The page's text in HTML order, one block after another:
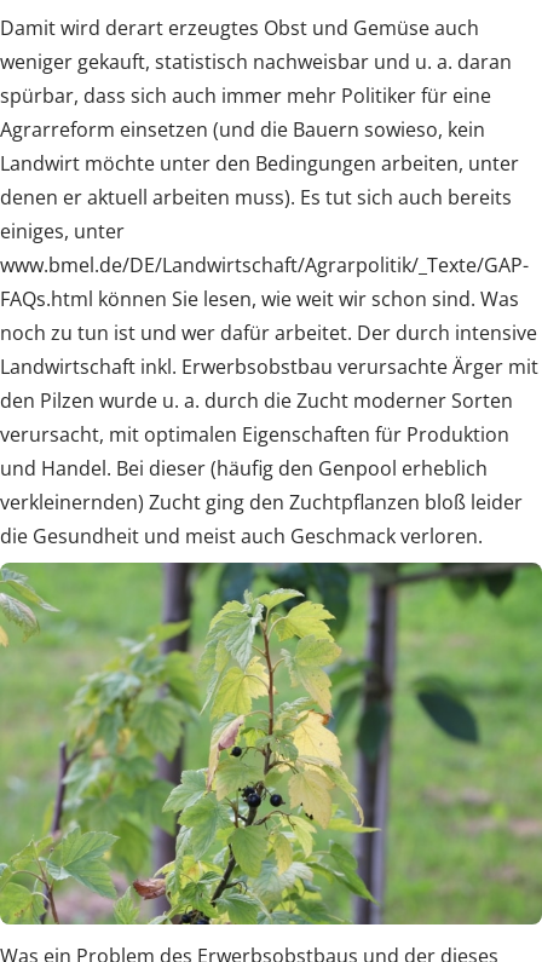
Damit wird derart erzeugtes Obst und Gemüse auch
weniger gekauft, statistisch nachweisbar und u. a. daran
spürbar, dass sich auch immer mehr Politiker für eine
Agrarreform einsetzen (und die Bauern sowieso, kein
Landwirt möchte unter den Bedingungen arbeiten, unter
denen er aktuell arbeiten muss). Es tut sich auch bereits
einiges, unter
www.bmel.de/DE/Landwirtschaft/Agrarpolitik/_Texte/GAP-
FAQs.html können Sie lesen, wie weit wir schon sind. Was
noch zu tun ist und wer dafür arbeitet. Der durch intensive
Landwirtschaft inkl. Erwerbsobstbau verursachte Ärger mit
den Pilzen wurde u. a. durch die Zucht moderner Sorten
verursacht, mit optimalen Eigenschaften für Produktion
und Handel. Bei dieser (häufig den Genpool erheblich
verkleinernden) Zucht ging den Zuchtpflanzen bloß leider
die Gesundheit und meist auch Geschmack verloren.
Was ein Problem des Erwerbsobstbaus und der dieses